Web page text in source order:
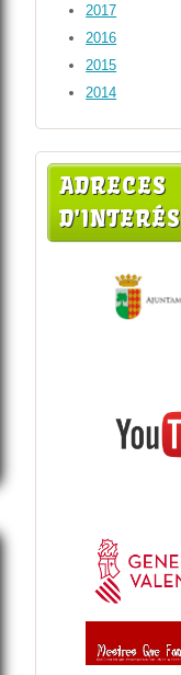
2017
2016
2015
2014
ADRECES
D'INTERÉS